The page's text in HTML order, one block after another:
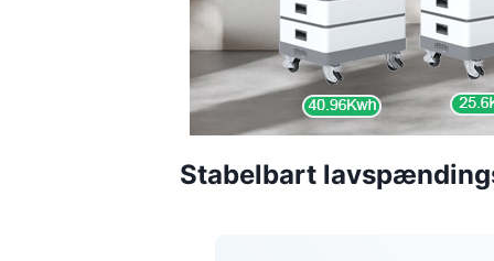
Stabelbart